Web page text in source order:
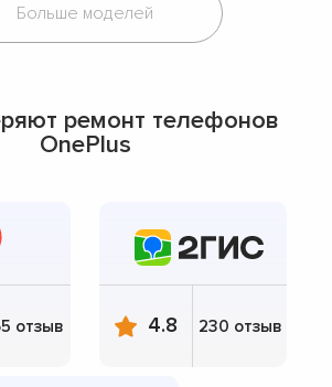
Больше моделей
ремонт телефонов
OnePlus
отзыв 4.8 230 отзыв